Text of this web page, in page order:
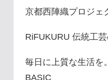
京都西陣織プロジェ
RiFUKURU 伝統工
毎日に上質な生活を
BASIC